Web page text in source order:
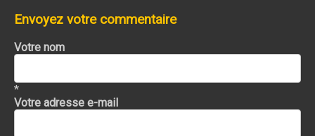
Envoyez votre commentaire
Votre nom
*
Votre adresse e-mail